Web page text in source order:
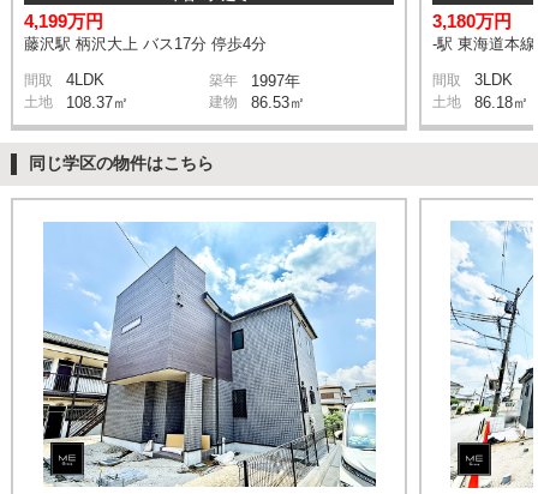
4,199万円
藤沢駅 柄沢大上 バス17分 停歩4分
間取 4LDK 築年 1997年
土地 108.37㎡ 建物 86.53㎡
3,180万円
-駅 東海道本
間取 3LDK
土地 86.18㎡
同じ学区の物件はこちら